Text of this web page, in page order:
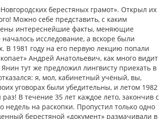
берестяных грамот». Открыл их
Можно себе представить, с каким
интереснейшие факты, меняющие
исследование, а вскоре были
В 1981 году на его первую лекцию попали
Андрей Анатольевич, как много видит
тут же предложил лингвисту приехать в
я, мол, кабинетный учёный, вы,
уговорах были убедительны, и летом 1982
В течение 35 лет каждое лето, закончив с
на раскопки. Пропустил только одно
берестяной «документ» размачивали в